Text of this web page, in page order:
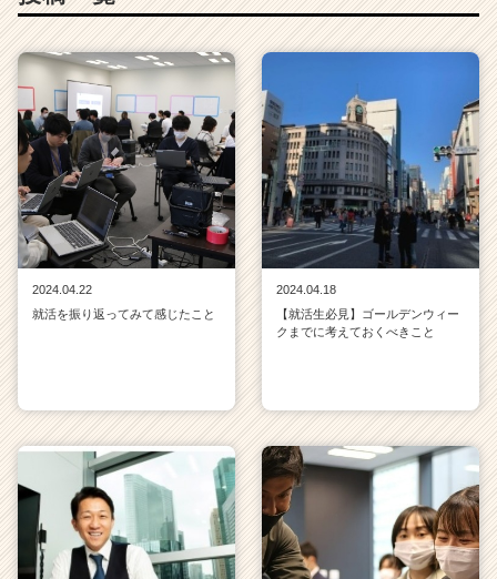
r）
2024.04.22
就活を振り返ってみて感じたこと
2024.04.18
【就活生必見】ゴールデンウィー
クまでに考えておくべきこと